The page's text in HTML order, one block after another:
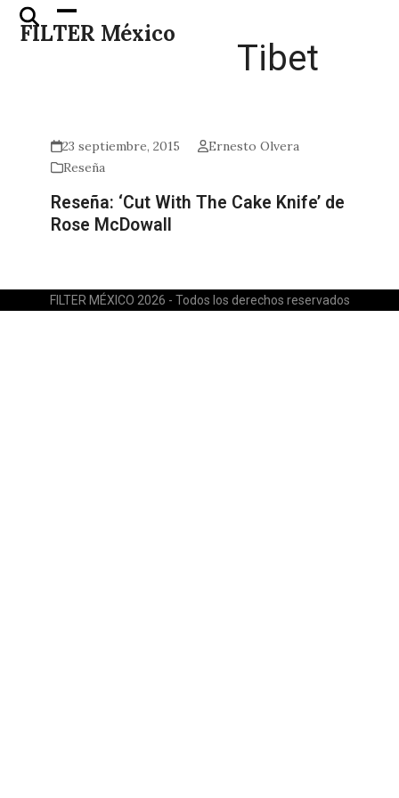
Skip
FILTER México
Open
mobile
Close
mobile
Tibet
23 septiembre, 2015
Ernesto Olvera
Reseña
Reseña: ‘Cut With The Cake Knife’ de
Rose McDowall
FILTER MÉXICO 2026 - Todos los derechos reservados